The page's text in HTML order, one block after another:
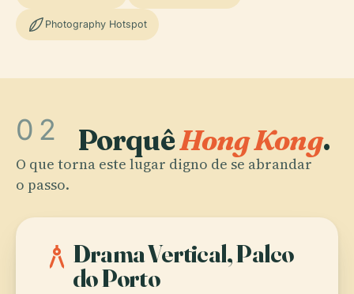
Photography Hotspot
02 PorquêHong Kong.
O que torna este lugar digno de se abrandar
o passo.
architecture Drama Vertical, Palco
do Porto